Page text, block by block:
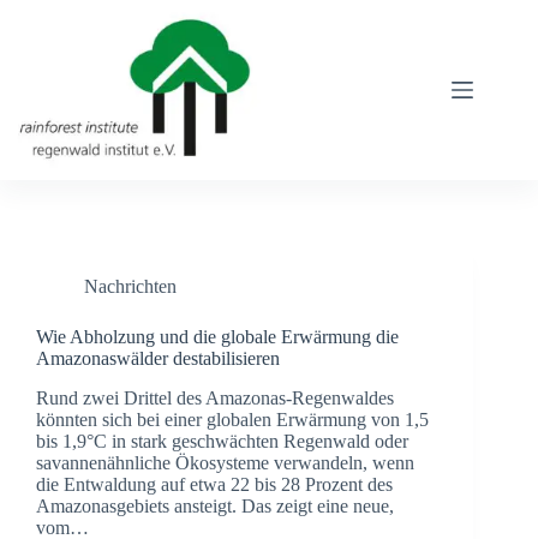
Nachrichten
Wie Abholzung und die globale Erwärmung die
Amazonaswälder destabilisieren
Rund zwei Drittel des Amazonas-Regenwaldes
könnten sich bei einer globalen Erwärmung von 1,5
bis 1,9°C in stark geschwächten Regenwald oder
savannenähnliche Ökosysteme verwandeln, wenn
die Entwaldung auf etwa 22 bis 28 Prozent des
Amazonasgebiets ansteigt. Das zeigt eine neue,
vom…